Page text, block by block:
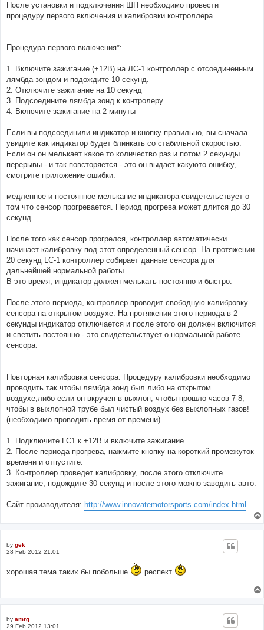
После установки и подключения ШП необходимо провести
процедуру первого включения и калибровки контроллера.
Процедура первого включения*:
1. Включите зажигание (+12В) на ЛС-1 контроллер с отсоединенным
лямбда зондом и подождите 10 секунд.
2. Отключите зажигание на 10 секунд
3. Подсоедините лямбда зонд к контролеру
4. Включите зажигание на 2 минуты
Если вы подсоединили индикатор и кнопку правильно, вы сначала
увидите как индикатор будет блинкать со стабильной скоростью.
Если он он мелькает какое то количество раз и потом 2 секунды
перерывы - и так повсторяется - это он выдает какуюто ошибку,
смотрите приложение ошибки.
медленное и постоянное мелькание индикатора свидетельствует о
том что сенсор прогревается. Период прогрева может длится до 30
секунд.
После того как сенсор прогрелся, контроллер автоматически
начинает калибровку под этот определенный сенсор. На протяжении
20 секунд LC-1 контроллер собирает данные сенсора для
дальнейшей нормальной работы.
В это время, индикатор должен мелькать постоянно и быстро.
После этого периода, контроллер проводит свободную калибровку
сенсора на открытом воздухе. На протяжении этого периода в 2
секунды индикатор отключается и после этого он должен включится
и светить постоянно - это свидетельствует о нормальной работе
сенсора.
Повторная калибровка сенсора. Процедуру калибровки необходимо
проводить так чтобы лямбда зонд был либо на открытом
воздухе,либо если он вкручен в выхлоп, чтобы прошло часов 7-8,
чтобы в выхлопной трубе был чистый воздух без выхлопных газов!
(необходимо проводить время от времени)
1. Подключите LC1 к +12В и включите зажигание.
2. После периода прогрева, нажмите кнопку на короткий промежуток
времени и отпустите.
3. Контроллер проведет калибровку, после этого отключите
зажигание, подождите 30 секунд и после этого можно заводить авто.
Сайт производителя: http://www.innovatemotorsports.com/index.html
by gek
28 Feb 2012 21:01
хорошая тема таких бы побольше респект
by amrg
29 Feb 2012 13:01